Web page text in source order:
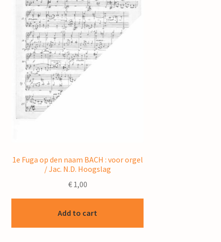
1e Fuga op den naam BACH : voor orgel
/ Jac. N.D. Hoogslag
€1,00
Add to cart